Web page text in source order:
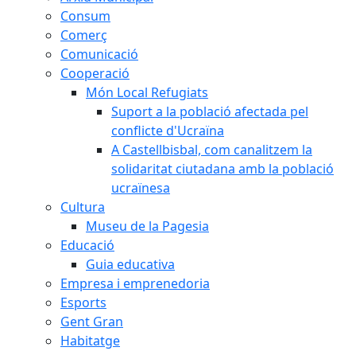
Consum
Comerç
Comunicació
Cooperació
Món Local Refugiats
Suport a la població afectada pel
conflicte d'Ucraïna
A Castellbisbal, com canalitzem la
solidaritat ciutadana amb la població
ucraïnesa
Cultura
Museu de la Pagesia
Educació
Guia educativa
Empresa i emprenedoria
Esports
Gent Gran
Habitatge